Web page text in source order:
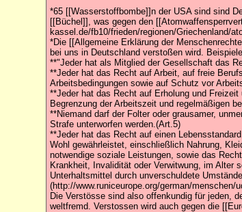
*65 [[Wasserstoffbombe]]n der USA sind sind
[[Büchel]], was gegen den
kassel.de/fb10/frieden/regionen/Griechenland/
*Die [[Allgemeine Erklärung der
bei uns in Deutschland verstoßen wird.
**"Jeder hat als Mitglied der Gesellschaft das
**Jeder hat das Recht auf Arbeit, auf freie
Arbeitsbedingungen sowie auf Schutz vor
**Jeder hat das Recht auf Erholung und
Begrenzung der Arbeitszeit und regelmäßigen
**Niemand darf der Folter oder grausamer,
Strafe unterworfen werden.(Art.5)
**Jeder hat das Recht auf einen
Wohl gewährleistet, einschließlich Nahrung,
notwendige soziale Leistungen, sowie das
Krankheit, Invalidität oder Verwitwung, im Alter
Unterhaltsmittel durch unverschuldete
(http://www.runiceurope.org/german/menschen/
Die Verstösse sind also offenkundig für jeden,
weltfremd. Verstossen wird auch gegen die